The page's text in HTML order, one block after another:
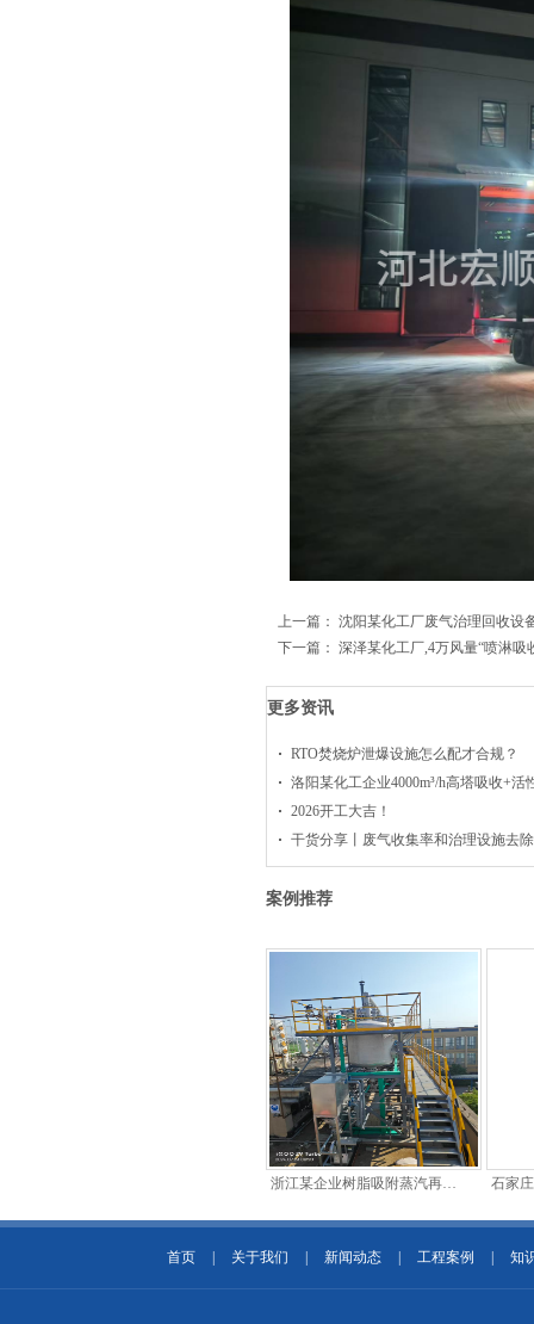
上一篇： 沈阳某化工厂废气治理回收设
下一篇： 深泽某化工厂,4万风量“喷淋吸
更多资讯
RTO焚烧炉泄爆设施怎么配才合规？
洛阳某化工企业4000m³/h高塔吸收+活
2026开工大吉！
干货分享丨废气收集率和治理设施去
案例推荐
浙江某企业树脂吸附蒸汽再生
石家
首页 关于我们 新闻动态 工程案例 知